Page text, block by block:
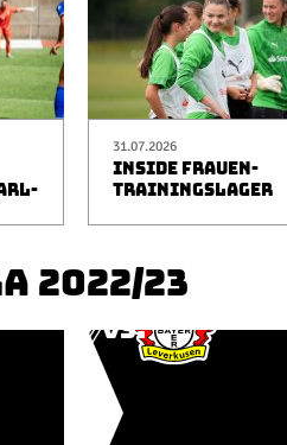
31.07.2026
INSIDE FRAUEN-
TRAININGSLAGER
2022/23